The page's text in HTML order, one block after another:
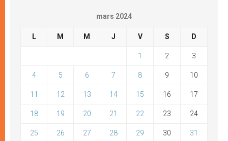
mars 2024
L M M J V S D
1 2 3
4 5 6 7 8 9 10
11 12 13 14 15 16 17
18 19 20 21 22 23 24
25 26 27 28 29 30 31